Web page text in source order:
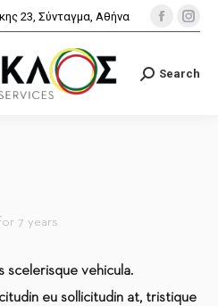
23, Σύνταγμα, Αθήνα
Search:
Search
7 years
scelerisque vehicula.
eu sollicitudin at, tristique